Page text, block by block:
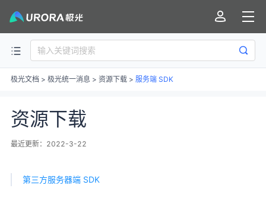
极光文档 > 极光统一消息 > 资源下载 > 服务端 SDK
资源下载
最近更新：2022-3-22
第三方服务器端 SDK